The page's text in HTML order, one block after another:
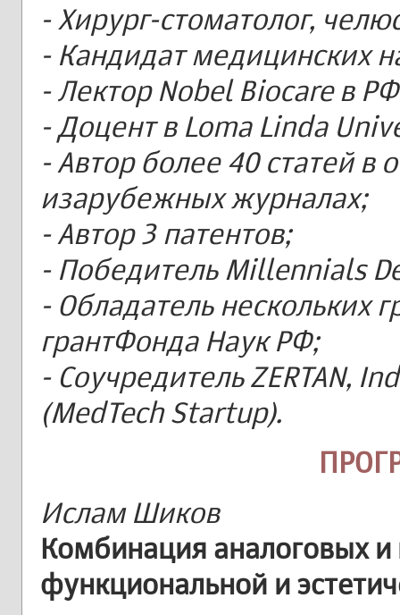
- Хирург-стоматолог,
- Кандидат медицинских
- Лектор Nobel Biocare в
- Доцент в Loma Linda
- Автор более 40 статей в
изарубежных журналах;
- Автор 3 патентов;
- Победитель Millennials
- Обладатель нескольких
грантФонда Наук РФ;
- Соучредитель ZERTAN,
(MedTech Startup).
Ислам Шиков
Комбинация аналоговых
функциональной и